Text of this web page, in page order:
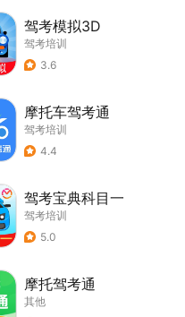
驾考模拟3D
驾考培训
3.6
摩托车驾考通
驾考培训
4.4
驾考宝典科目一
驾考培训
5.0
摩托驾考通
其他